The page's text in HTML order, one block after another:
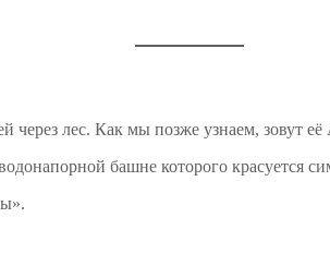
лес. Как мы позже узнаем, зовут
башне которого красуется